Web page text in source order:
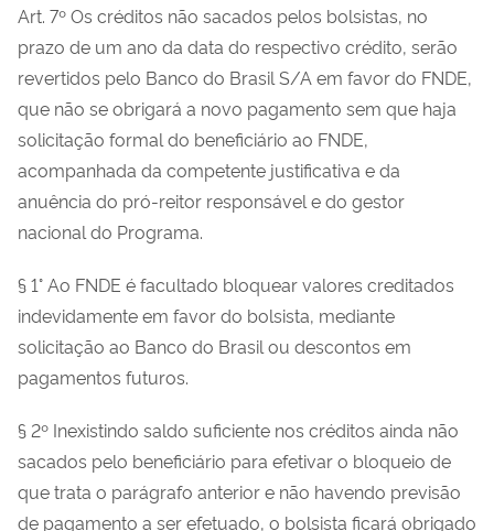
Art. 7º Os créditos não sacados pelos bolsistas, no
prazo de um ano da data do respectivo crédito, serão
revertidos pelo Banco do Brasil S/A em favor do FNDE,
que não se obrigará a novo pagamento sem que haja
solicitação formal do beneficiário ao FNDE,
acompanhada da competente justificativa e da
anuência do pró-reitor responsável e do gestor
nacional do Programa.
§ 1° Ao FNDE é facultado bloquear valores creditados
indevidamente em favor do bolsista, mediante
solicitação ao Banco do Brasil ou descontos em
pagamentos futuros.
§ 2º Inexistindo saldo suficiente nos créditos ainda não
sacados pelo beneficiário para efetivar o bloqueio de
que trata o parágrafo anterior e não havendo previsão
de pagamento a ser efetuado, o bolsista ficará obrigado